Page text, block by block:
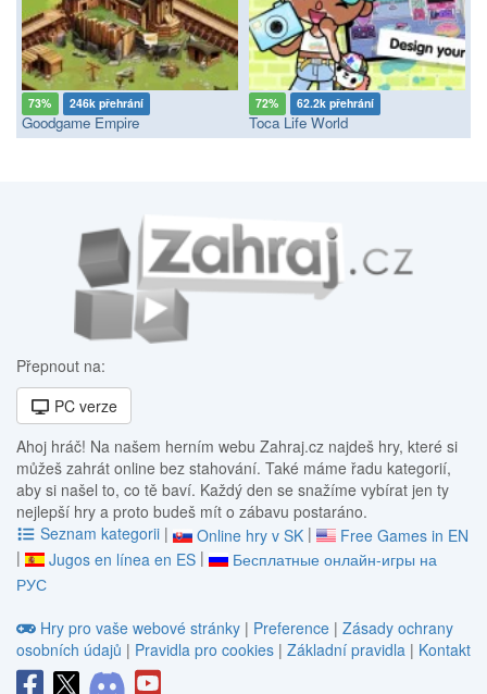
73% 246k přehrání
Goodgame Empire
72% 62.2k přehrání
Toca Life World
Přepnout na:
PC verze
Ahoj hráč! Na našem herním webu Zahraj.cz najdeš hry, které si
můžeš zahrát online bez stahování. Také máme řadu kategorií,
aby si našel to, co tě baví. Každý den se snažíme vybírat jen ty
nejlepší hry a proto budeš mít o zábavu postaráno.
Seznam kategorii | Online hry v SK |
Free Games in EN
|
Jugos en línea en ES |
Бесплатные онлайн-игры на
РУС
Hry pro vaše webové stránky | Preference | Zásady ochrany
osobních údajů | Pravidla pro cookies | Základní pravidla | Kontakt